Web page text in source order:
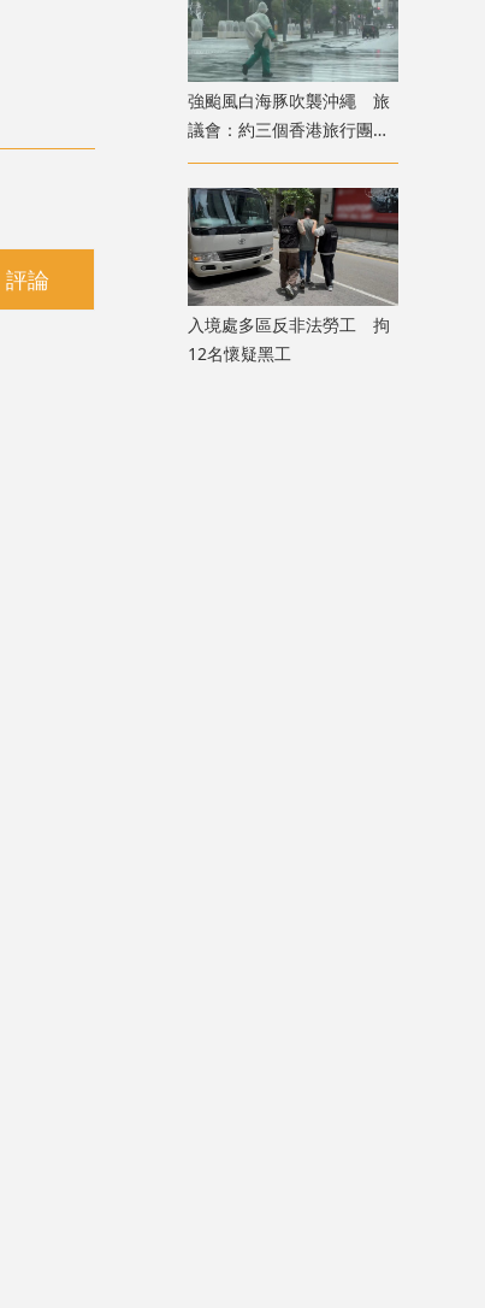
評論
強颱風白海豚吹襲沖繩 旅
議會：約三個香港旅行團在
當地全部安全
入境處多區反非法勞工 拘
12名懷疑黑工